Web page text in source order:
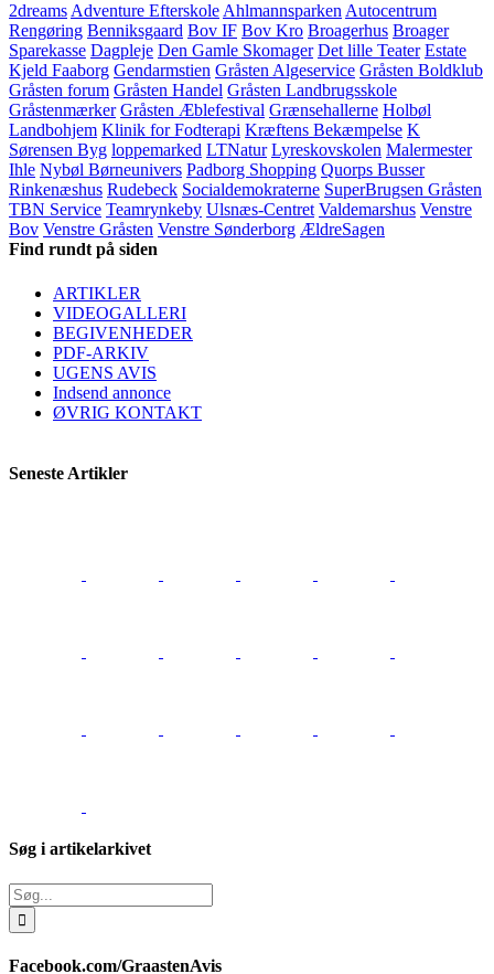
2dreamsAdventure EfterskoleAhlmannsparkenAutocentrum
Rengøring Benniksgaard Bov IF Bov Kro Broagerhus Broager
Sparekasse Dagpleje Den Gamle Skomager Det lille Teater Estate
Kjeld Faaborg Gendarmstien Gråsten Algeservice Gråsten Boldklub
Gråsten forum Gråsten Handel Gråsten Landbrugsskole
Gråstenmærker Gråsten Æblefestival Grænsehallerne Holbøl
Landbohjem Klinik for Fodterapi Kræftens Bekæmpelse K
Sørensen Byg loppemarked LTNatur Lyreskovskolen Malermester
Ihle Nybøl Børneunivers Padborg Shopping Quorps Busser
Rinkenæshus Rudebeck Socialdemokraterne SuperBrugsen Gråsten
TBN Service Teamrynkeby Ulsnæs-Centret Valdemarshus Venstre
Bov Venstre Gråsten Venstre Sønderborg ÆldreSagen
Find rundt på siden
ARTIKLER
VIDEOGALLERI
BEGIVENHEDER
PDF-ARKIV
UGENS AVIS
Indsend annonce
ØVRIG KONTAKT
Seneste Artikler
Søg i artikelarkivet
Søg
efter:
Facebook.com/GraastenAvis